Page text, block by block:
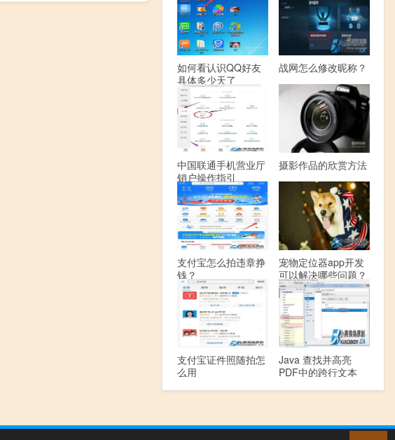
如何看认识QQ好友
具体多少天了
战网怎么修改昵称？
中国联通手机营业厅
销户操作指引
摄影作品的欣赏方法
支付宝怎么拍违章挣
钱？
宠物定位器app开发
可以解决哪些问题？
支付宝证件照随拍怎
么用
Java 查找并高亮
PDF中的跨行文本